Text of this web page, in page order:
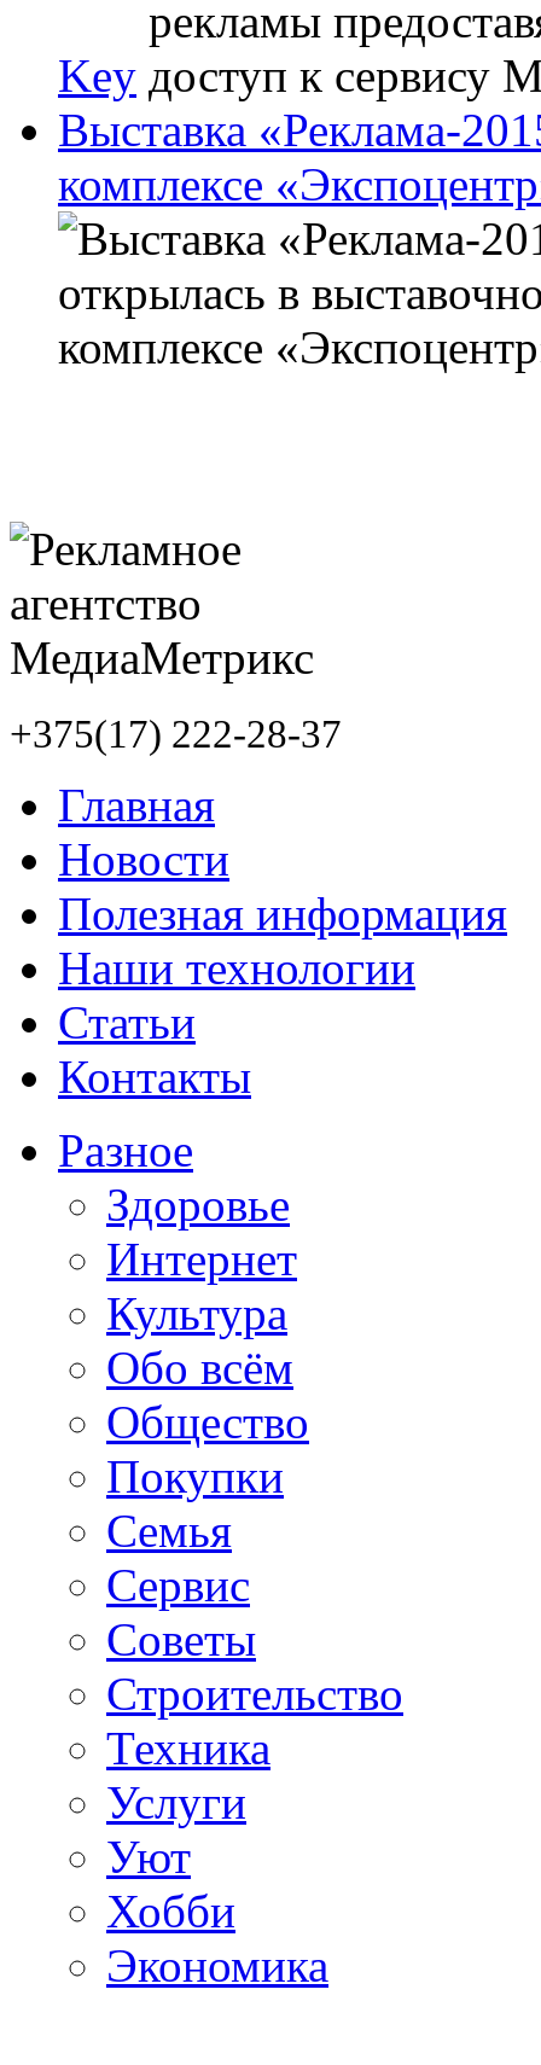
Key
Выставка «Реклама-
комплексе
+375(17) 222-28-37
Главная
Новости
Полезная информация
Наши технологии
Статьи
Контакты
Разное
Здоровье
Интернет
Культура
Обо всём
Общество
Покупки
Семья
Сервис
Советы
Строительство
Техника
Услуги
Уют
Хобби
Экономика